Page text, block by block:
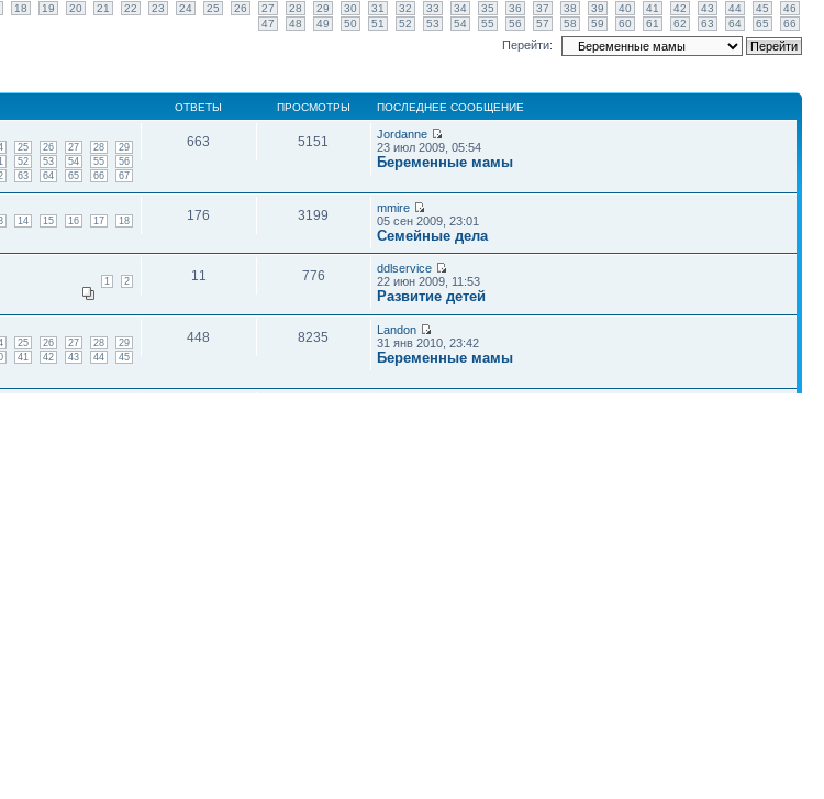
18 19 20 21 22 23 24 25 26 27 28 29 30 31 32 33 34 35 36 37 38 39 40 41 42 43 44 45
46
47
48 49 50 51 52 53 54 55 56 57 58 59 60 61 62 63 64 65 66
Перейти:
ОТВЕТЫ ПРОСМОТРЫ ПОСЛЕДНЕЕ СООБЩЕНИЕ
25 26 27 28
29
52 53 54 55
56
63 64 65 66 67
663 5151
Jordanne
23 июл 2009, 05:54
Беременные мамы
14 15 16 17 18 176 3199
mmire
05 сен 2009, 23:01
Семейные дела
1 2 11 776
ddlservice
22 июн 2009, 11:53
Развитие детей
25 26 27 28
29
41 42 43 44 45
448 8235
Landon
31 янв 2010, 23:42
Беременные мамы